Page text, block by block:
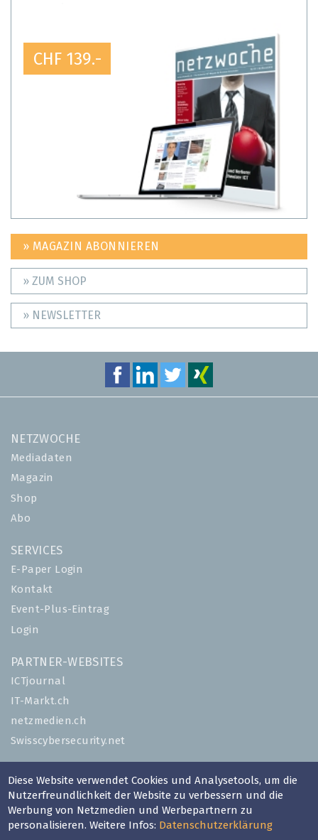
CHF 139.-
» MAGAZIN ABONNIEREN
» ZUM SHOP
» NEWSLETTER
NETZWOCHE
Mediadaten
Magazin
Shop
Abo
SERVICES
E-Paper Login
Kontakt
Event-Plus-Eintrag
Login
PARTNER-WEBSITES
ICTjournal
IT-Markt.ch
netzmedien.ch
Swisscybersecurity.net
© NETZMEDIEN AG 2026
Impressum
AGB
Diese Website verwendet Cookies und Analysetools, um die
Nutzerfreundlichkeit der Website zu verbessern und die
Werbung von Netzmedien und Werbepartnern zu
personalisieren. Weitere Infos: Datenschutzerklärung